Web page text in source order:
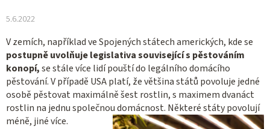
5.6.2022
V zemích, například ve Spojených státech amerických, kde se
postupně uvolňuje legislativa související s pěstováním
konopí,se stále více lidí pouští do legálního domácího
pěstování. V případě USA platí, že většina států povoluje jedné
osobě pěstovat maximálně šest rostlin, s maximem dvanáct
rostlin na jednu společnou domácnost. Některé státy povolují
méně, jiné více.